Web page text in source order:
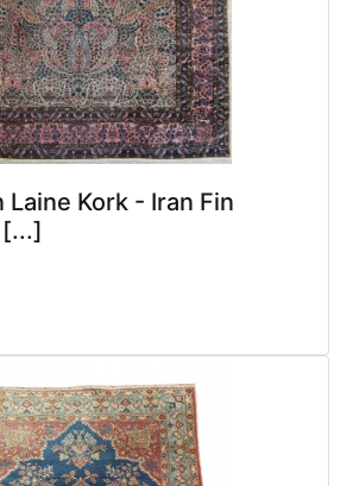
Laine Kork - Iran Fin
[...]